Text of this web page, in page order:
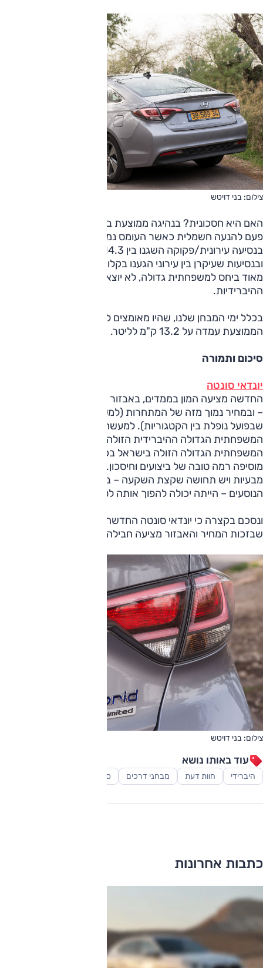
צילום: בני דויטש
האם היא חסכונית? בנהיגה ממוצעת בהחלט כן. הרכב עובר לא
פעם להנעה חשמלית כאשר העומס נמוך, גם במהירות שיוט.
מאוד ביחס למשפחתית גדולה, לא יוצא דופן ביחס למתחרות
ההיברידיות.
בכלל ימי המבחן שלנו, שהיו מאומצים למדי, צריכת הדלק
הממוצעת עמדה על 13.2 ק"מ לליטר.
סיכום ותמורה
יונדאי סונטה
החדשה מציעה המון בממדים, באבזור הבטיחות ובאבזור הנוחות
– ובמחיר נמוך מזה של המתחרות (למעט הפריוס הקטנה יותר,
שבפועל נופלת בין הקטגוריות). למעשה, במחירה הבסיסי זו
המשפחתית הגדולה ההיברידית הזולה בישראל – ויותר מזה:
המשפחתית הגדולה הזולה בישראל בכלל. ועל כל אלה היא
מוסיפה רמה טובה של ביצועים וחיסכון. למרות זאת היא לא חפה
מבעיות ויש תחושה שקצת השקעה – בתחום הניהוג או בתא
הנוסעים – הייתה יכולה להפוך אותה לטובה יותר.
ונסכם בקצרה כי יונדאי סונטה החדשה היא מכונית טובה,
שבזכות המחיר והאבזור מציעה חבילה משתלמת במיוחד.
צילום: בני דויטש
עוד באותו נושא
היברידי חוות דעת מבחני דרכים סקירות
כתבות אחרונות